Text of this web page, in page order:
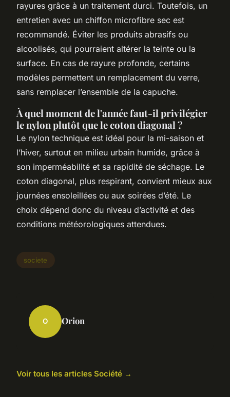
rayures grâce à un traitement durci. Toutefois, un
entretien avec un chiffon microfibre sec est
recommandé. Éviter les produits abrasifs ou
alcoolisés, qui pourraient altérer la teinte ou la
surface. En cas de rayure profonde, certains
modèles permettent un remplacement du verre,
sans remplacer l’ensemble de la capuche.
À quel moment de l'année faut-il privilégier
le nylon plutôt que le coton diagonal ?
Le nylon technique est idéal pour la mi-saison et
l’hiver, surtout en milieu urbain humide, grâce à
son imperméabilité et sa rapidité de séchage. Le
coton diagonal, plus respirant, convient mieux aux
journées ensoleillées ou aux soirées d’été. Le
choix dépend donc du niveau d’activité et des
conditions météorologiques attendues.
societe
O Orion
Voir tous les articles Société →